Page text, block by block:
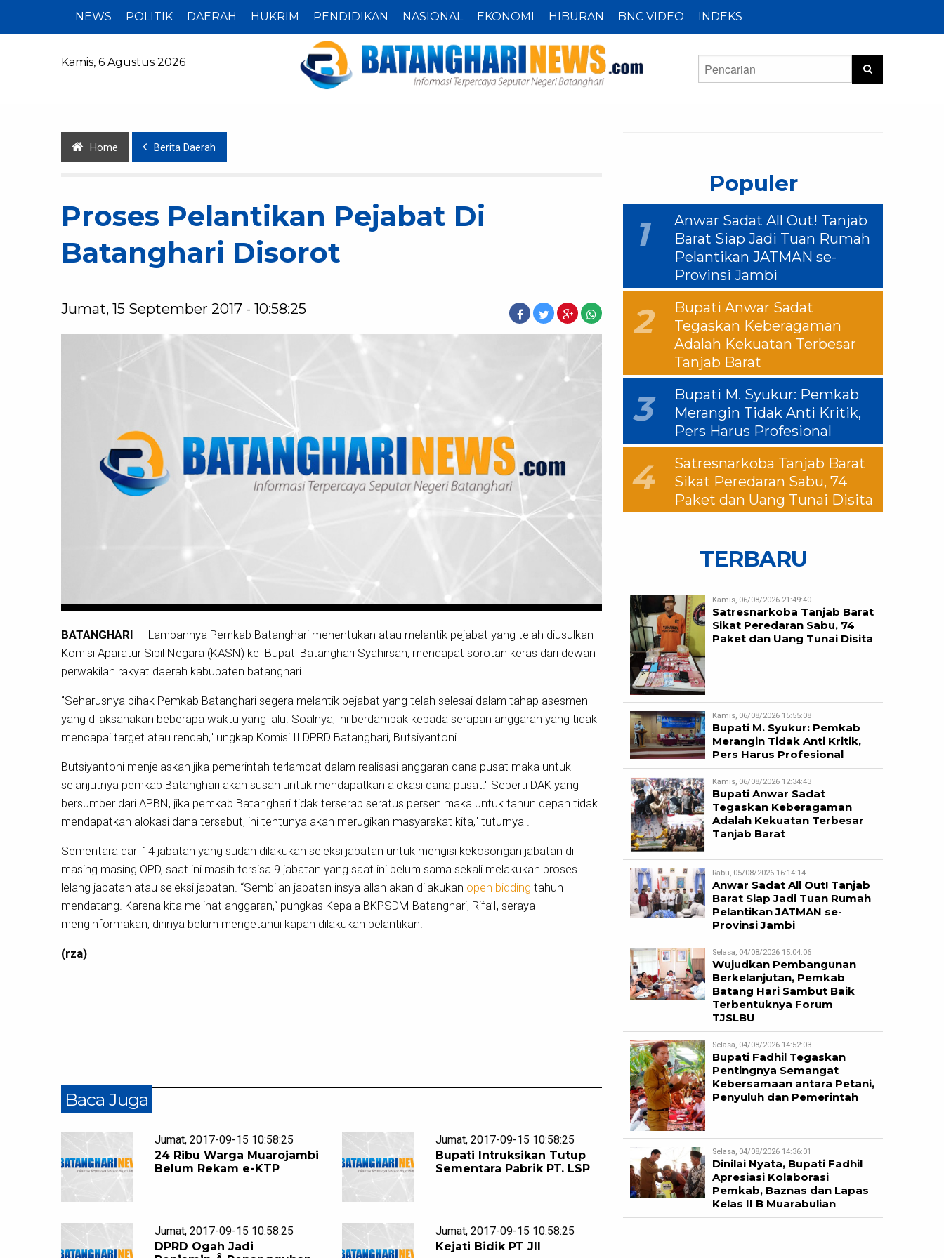
NEWS POLITIK DAERAH HUKRIM PENDIDIKAN NASIONAL EKONOMI HIBURAN BNC VIDEO INDEKS
Kamis, 6 Agustus 2026
Home Berita Daerah
Proses Pelantikan Pejabat Di
Batanghari Disorot
Jumat, 15 September 2017 - 10:58:25
BATANGHARI - Lambannya Pemkab Batanghari menentukan atau melantik pejabat yang telah diusulkan
Komisi Aparatur Sipil Negara (KASN) ke Bupati Batanghari Syahirsah, mendapat sorotan keras dari dewan
perwakilan rakyat daerah kabupaten batanghari.
‘’Seharusnya pihak Pemkab Batanghari segera melantik pejabat yang telah selesai dalam tahap asesmen
yang dilaksanakan beberapa waktu yang lalu. Soalnya, ini berdampak kepada serapan anggaran yang tidak
mencapai target atau rendah," ungkap Komisi II DPRD Batanghari, Butsiyantoni.
Butsiyantoni menjelaskan jika pemerintah terlambat dalam realisasi anggaran dana pusat maka untuk
selanjutnya pemkab Batanghari akan susah untuk mendapatkan alokasi dana pusat." Seperti DAK yang
bersumber dari APBN, jika pemkab Batanghari tidak terserap seratus persen maka untuk tahun depan tidak
mendapatkan alokasi dana tersebut, ini tentunya akan merugikan masyarakat kita," tuturnya .
Sementara dari 14 jabatan yang sudah dilakukan seleksi jabatan untuk mengisi kekosongan jabatan di
masing masing OPD, saat ini masih tersisa 9 jabatan yang saat ini belum sama sekali melakukan proses
lelang jabatan atau seleksi jabatan. “Sembilan jabatan insya allah akan dilakukan open bidding tahun
mendatang. Karena kita melihat anggaran,“ pungkas Kepala BKPSDM Batanghari, Rifa’I, seraya
menginformakan, dirinya belum mengetahui kapan dilakukan pelantikan.
(rza)
Baca Juga
Jumat, 2017-09-15 10:58:25
24 Ribu Warga Muarojambi
Belum Rekam e-KTP
Jumat, 2017-09-15 10:58:25
Bupati Intruksikan Tutup
Sementara Pabrik PT. LSP
Jumat, 2017-09-15 10:58:25
DPRD Ogah Jadi
Jumat, 2017-09-15 10:58:25
Kejati Bidik PT JII
Populer
1
Anwar Sadat All Out! Tanjab
Barat Siap Jadi Tuan Rumah
Pelantikan JATMAN se-
Provinsi Jambi
2
Bupati Anwar Sadat
Tegaskan Keberagaman
Adalah Kekuatan Terbesar
Tanjab Barat
3
Bupati M. Syukur: Pemkab
Merangin Tidak Anti Kritik,
Pers Harus Profesional
4
Satresnarkoba Tanjab Barat
Sikat Peredaran Sabu, 74
Paket dan Uang Tunai Disita
TERBARU
Kamis, 06/08/2026 21:49:40
Satresnarkoba Tanjab Barat
Sikat Peredaran Sabu, 74
Paket dan Uang Tunai Disita
Kamis, 06/08/2026 15:55:08
Bupati M. Syukur: Pemkab
Merangin Tidak Anti Kritik,
Pers Harus Profesional
Kamis, 06/08/2026 12:34:43
Bupati Anwar Sadat
Tegaskan Keberagaman
Adalah Kekuatan Terbesar
Tanjab Barat
Rabu, 05/08/2026 16:14:14
Anwar Sadat All Out! Tanjab
Barat Siap Jadi Tuan Rumah
Pelantikan JATMAN se-
Provinsi Jambi
Selasa, 04/08/2026 15:04:06
Wujudkan Pembangunan
Berkelanjutan, Pemkab
Batang Hari Sambut Baik
Terbentuknya Forum
TJSLBU
Selasa, 04/08/2026 14:52:03
Bupati Fadhil Tegaskan
Pentingnya Semangat
Kebersamaan antara Petani,
Penyuluh dan Pemerintah
Selasa, 04/08/2026 14:36:01
Dinilai Nyata, Bupati Fadhil
Apresiasi Kolaborasi
Pemkab, Baznas dan Lapas
Kelas II B Muarabulian